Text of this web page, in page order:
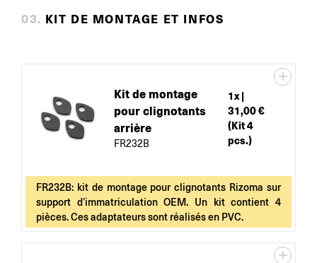
03. KIT DE MONTAGE ET INFOS
Kit de montage
pour clignotants
arrière
FR232B
1x |
31,00 €
(Kit 4
pcs.)
FR232B: kit de montage pour clignotants Rizoma sur
support d’immatriculation OEM. Un kit contient 4
pièces. Ces adaptateurs sont réalisés en PVC.